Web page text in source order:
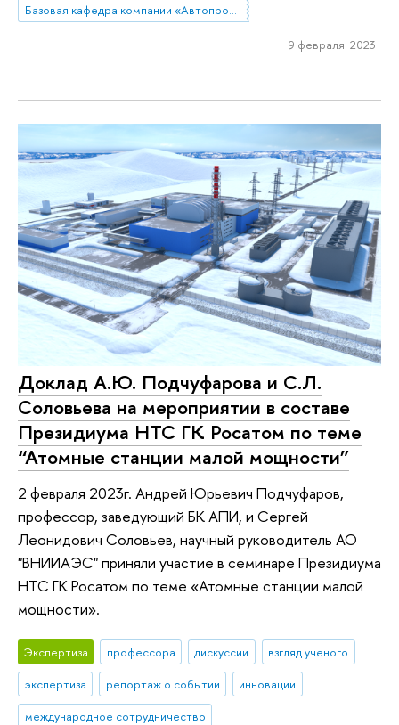
Базовая кафедра компании «Автопромимпорт»
9 февраля 2023
Доклад А.Ю. Подчуфарова и С.Л.
Соловьева на мероприятии в составе
Президиума НТС ГК Росатом по теме
“Атомные станции малой мощности”
2 февраля 2023г. Андрей Юрьевич Подчуфаров,
профессор, заведующий БК АПИ, и Сергей
Леонидович Соловьев, научный руководитель АО
"ВНИИАЭС" приняли участие в семинаре Президиума
НТС ГК Росатом по теме «Атомные станции малой
мощности».
Экспертиза профессора дискуссии
взгляд ученого
экспертиза
репортаж о событии
инновации
международное сотрудничество